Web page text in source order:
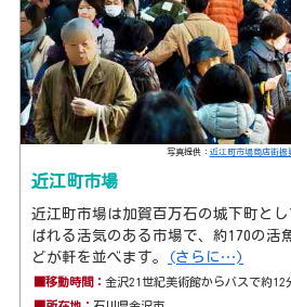
写真提供： 近江町市場商店街振
近江町市場
近江町市場は加賀百万石の城下町と
ばれる活気のある市場で、約170の活
どが軒を並べます。
(さらに…)
■移動時間：金沢21世紀美術館からバスで約12